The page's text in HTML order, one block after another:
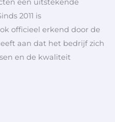
een uitstekende
2011 is
officieel erkend door de
aan dat het bedrijf zich
en de kwaliteit